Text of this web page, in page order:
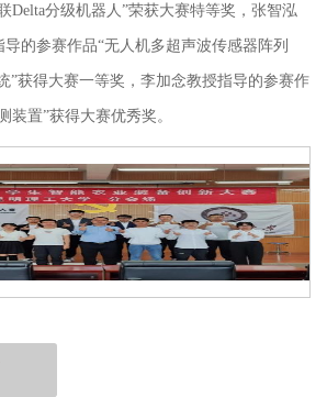
Delta分级机器人”荣获大赛特等奖，张智泓
的参赛作品“无人机多超声波传感器阵列
”获得大赛一等奖，李加念教授指导的参赛作
装置”获得大赛优秀奖。